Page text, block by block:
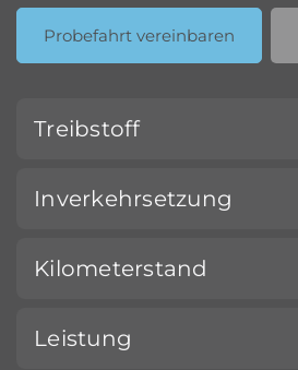
Probefahrt vereinbaren
Treibstoff
Inverkehrsetzung
Kilometerstand
Leistung